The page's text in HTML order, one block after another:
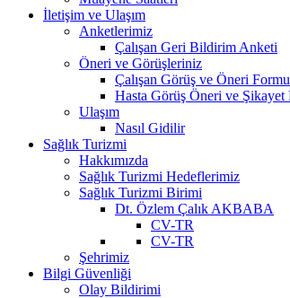
İletişim ve Ulaşım
Anketlerimiz
Çalışan Geri Bildirim Anketi
Öneri ve Görüşleriniz
Çalışan Görüş ve Öneri Formu
Hasta Görüş Öneri ve Şikayet
Ulaşım
Nasıl Gidilir
Sağlık Turizmi
Hakkımızda
Sağlık Turizmi Hedeflerimiz
Sağlık Turizmi Birimi
Dt. Özlem Çalık AKBABA
CV-TR
CV-TR
Şehrimiz
Bilgi Güvenliği
Olay Bildirimi